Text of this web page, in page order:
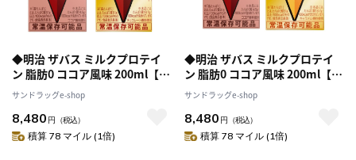
◆明治 ザバス ミルクプロテイ
ン 脂肪0 ココア風味 200ml【24
本セット】+チョコレート風味
200ml【24本セット】
サンドラッグe-shop
8,480 円 （税込）
積算 78 マイル (1倍)
◆明治 ザバス ミルクプロテイ
ン 脂肪0 ココア風味 200ml【24
本セット】+キャラメル風味
200ml【24本セット】
サンドラッグe-shop
8,480 円 （税込）
積算 78 マイル (1倍)